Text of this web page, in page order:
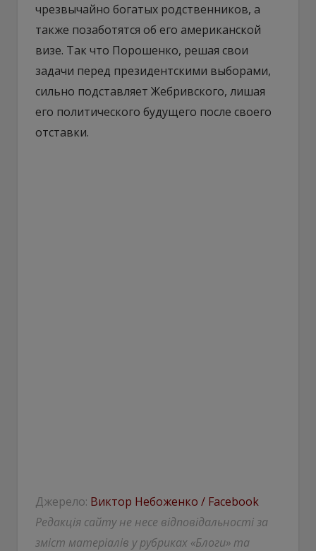
чрезвычайно богатых родственников, а
также позаботятся об его американской
визе. Так что Порошенко, решая свои
задачи перед президентскими выборами,
сильно подставляет Жебривского, лишая
его политического будущего после своего
отставки.
Джерело: Виктор Небоженко / Facebook
Редакція сайту не несе відповідальності за
зміст матеріалів у рубриках «Блоги» та